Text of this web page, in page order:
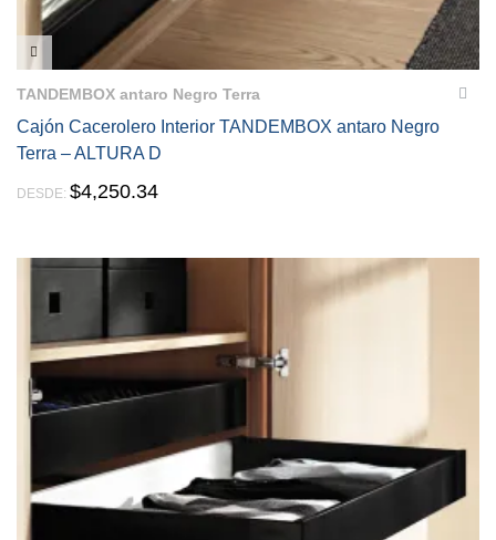
VISTA RÁPIDA
TANDEMBOX antaro Negro Terra
Cajón Cacerolero Interior TANDEMBOX antaro Negro
Terra – ALTURA D
DESDE: $4,250.34